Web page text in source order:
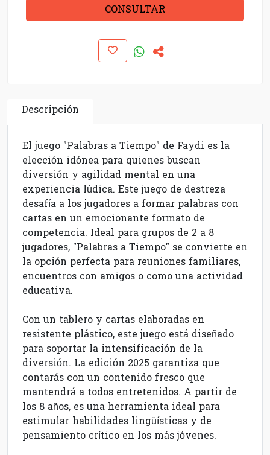
CONSULTAR
Descripción
El juego "Palabras a Tiempo" de Faydi es la
elección idónea para quienes buscan
diversión y agilidad mental en una
experiencia lúdica. Este juego de destreza
desafía a los jugadores a formar palabras con
cartas en un emocionante formato de
competencia. Ideal para grupos de 2 a 8
jugadores, "Palabras a Tiempo" se convierte en
la opción perfecta para reuniones familiares,
encuentros con amigos o como una actividad
educativa.
Con un tablero y cartas elaboradas en
resistente plástico, este juego está diseñado
para soportar la intensificación de la
diversión. La edición 2025 garantiza que
contarás con un contenido fresco que
mantendrá a todos entretenidos. A partir de
los 8 años, es una herramienta ideal para
estimular habilidades lingüísticas y de
pensamiento crítico en los más jóvenes.